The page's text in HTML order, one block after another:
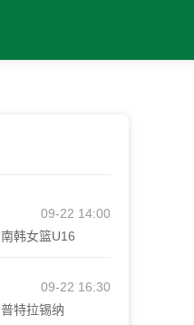
09-22 14:00
南韩女篮U16
09-22 16:30
普特拉锡纳